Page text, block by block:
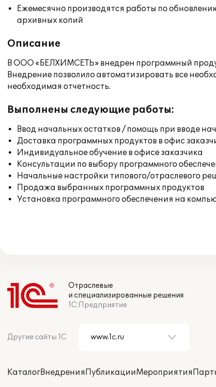
Ежемесячно производятся работы по
архивных копий
Описание
В ООО «БЕЛХИМСЕТЬ» внедрен программный
Внедрение позволило автоматизировать все
необходимая отчетность.
Выполнены следующие работы:
Ввод начальных остатков / помощь при вводе
Доставка программных продуктов в офис
Индивидуальное обучение в офисе заказчика
Консультации по выбору программного
Начальные настройки типового/отраслевого
Продажа выбранных программных продуктов
Установка программного обеспечения на
Отраслевые
и специализированные решения
1С:Предприятие
Другие сайты 1С
КаталогВнедренияПубликацииМероприятия